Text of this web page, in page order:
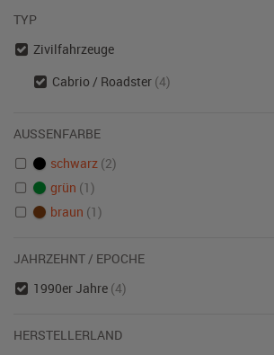
TYP
Zivilfahrzeuge
Cabrio / Roadster (4)
AUSSENFARBE
schwarz (2)
grün (1)
braun (1)
JAHRZEHNT / EPOCHE
1990er Jahre (4)
HERSTELLERLAND